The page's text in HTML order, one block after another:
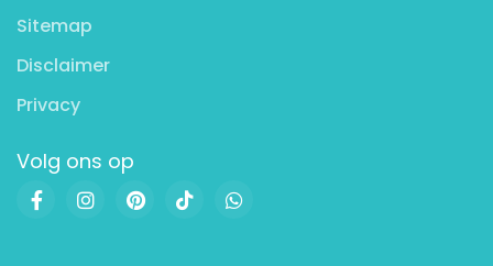
Sitemap
Disclaimer
Privacy
Volg ons op